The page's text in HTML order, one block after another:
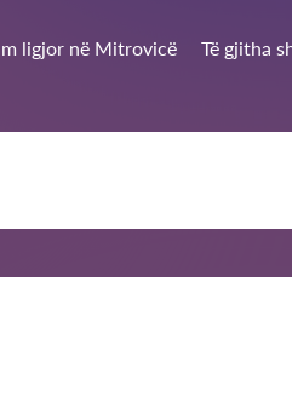
ligjor në Mitrovicë Të gjitha